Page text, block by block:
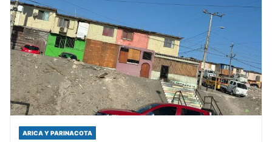
ARICA Y PARINACOTA